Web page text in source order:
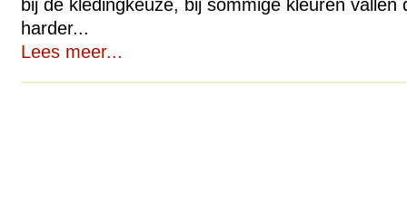
bij de kledingkeuze, bij sommige kleuren vallen
harder...
Lees meer...